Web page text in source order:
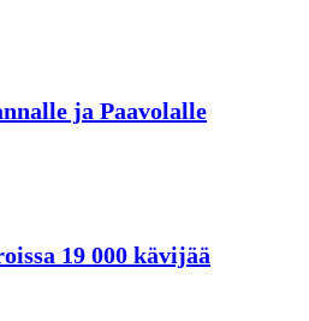
ja Paavolalle
19 000 kävijää